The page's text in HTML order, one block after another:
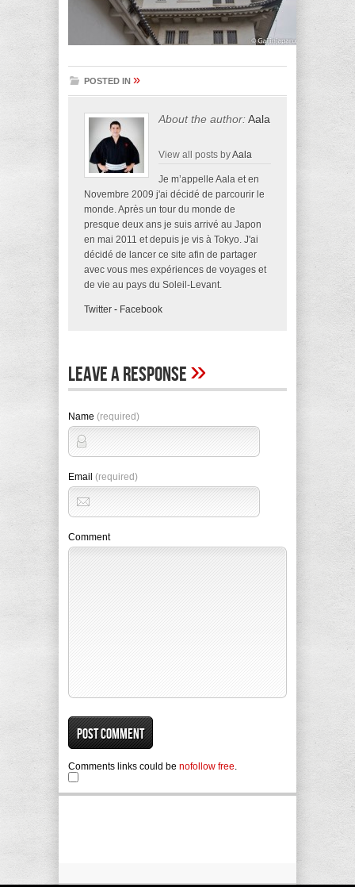
POSTED IN »
About the author:Aala
View all posts byAala
Je m’appelle Aala et en
Novembre 2009 j'ai décidé de parcourir le
monde. Après un tour du monde de
presque deux ans je suis arrivé au Japon
en mai 2011 et depuis je vis à Tokyo. J'ai
décidé de lancer ce site afin de partager
avec vous mes expériences de voyages et
de vie au pays du Soleil-Levant.
Twitter - Facebook
Leave A Response»
Name (required)
Email (required)
Comment
Comments links could be nofollow free.